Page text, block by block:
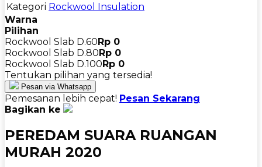
Kategori Rockwool Insulation
Warna
Pilihan
Rockwool Slab D.60Rp 0
Rockwool Slab D.80Rp 0
Rockwool Slab D.100Rp 0
Tentukan pilihan yang tersedia!
Pesan via Whatsapp
Pemesanan lebih cepat! Pesan Sekarang
Bagikan ke
PEREDAM SUARA RUANGAN
MURAH 2020